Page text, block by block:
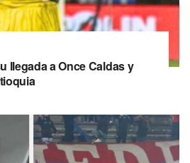
llegada a Once Caldas y